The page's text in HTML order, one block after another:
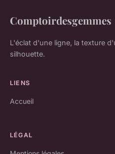
Comptoirdesgemmes
L'éclat d'une ligne, la texture
silhouette.
LIENS
Accueil
LÉGAL